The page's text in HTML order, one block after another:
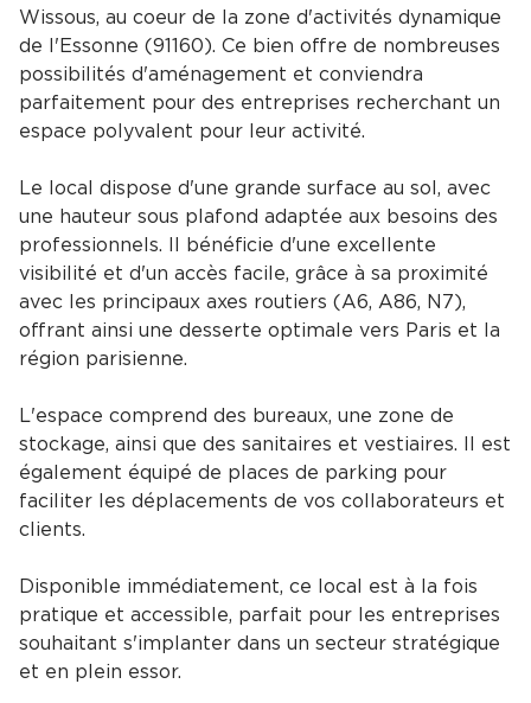
Wissous, au coeur de la zone d'activités dynamique
de l'Essonne (91160). Ce bien offre de nombreuses
possibilités d'aménagement et conviendra
parfaitement pour des entreprises recherchant un
espace polyvalent pour leur activité.
Le local dispose d'une grande surface au sol, avec
une hauteur sous plafond adaptée aux besoins des
professionnels. Il bénéficie d'une excellente
visibilité et d'un accès facile, grâce à sa proximité
avec les principaux axes routiers (A6, A86, N7),
offrant ainsi une desserte optimale vers Paris et la
région parisienne.
L'espace comprend des bureaux, une zone de
stockage, ainsi que des sanitaires et vestiaires. Il est
également équipé de places de parking pour
faciliter les déplacements de vos collaborateurs et
clients.
Disponible immédiatement, ce local est à la fois
pratique et accessible, parfait pour les entreprises
souhaitant s'implanter dans un secteur stratégique
et en plein essor.